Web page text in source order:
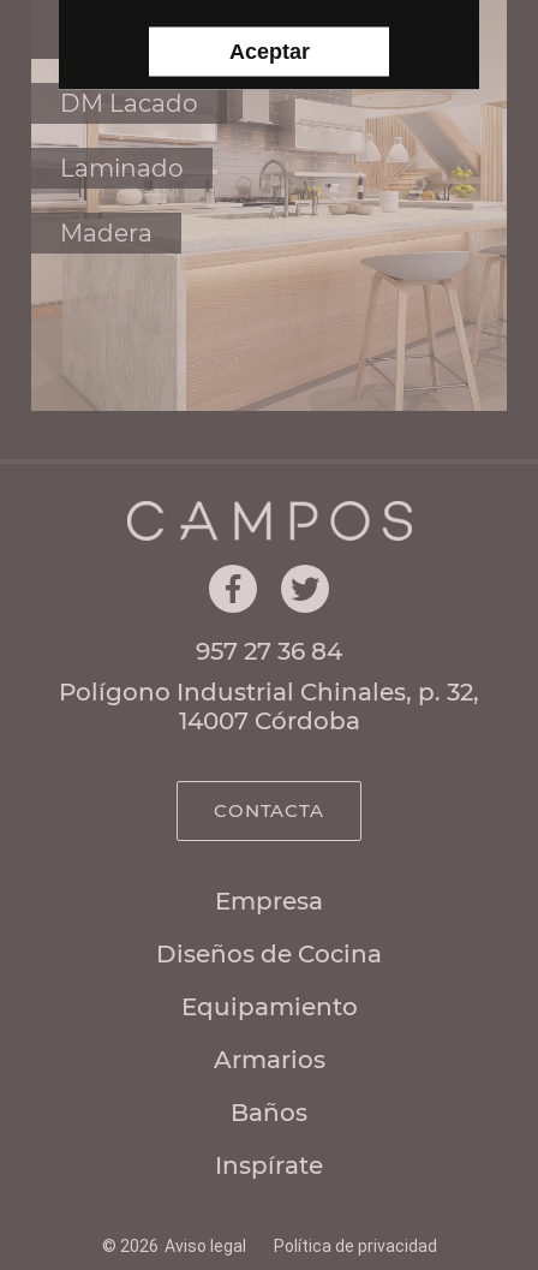
MATERIAL
DM Lacado
Laminado
Madera
957 27 36 84
Polígono Industrial Chinales, p. 32,
14007 Córdoba
Empresa
Diseños de Cocina
Equipamiento
Armarios
Baños
Inspírate
CONTACTA
© 2026 Aviso legal Política de privacidad
Aceptar